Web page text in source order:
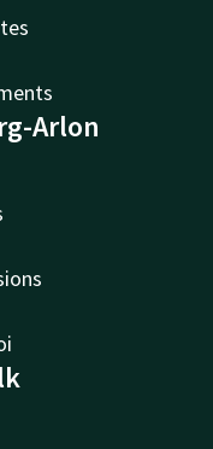
Arlon